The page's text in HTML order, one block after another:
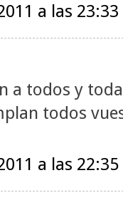
a las 23:33
a todos y
todos
a las 22:35